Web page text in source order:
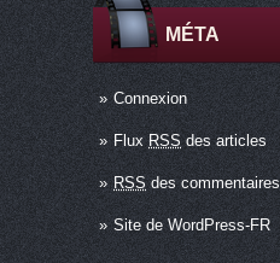
MÉTA
Connexion
Flux RSS des articles
RSSdes commentaires
Site de WordPress-FR